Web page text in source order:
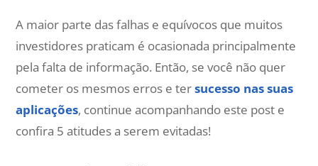
A maior parte das falhas e equívocos que muitos
investidores praticam é ocasionada principalmente
pela falta de informação. Então, se você não quer
cometer os mesmos erros e tersucesso nas suas
aplicações, continue acompanhando este post e
confira 5 atitudes a serem evitadas!